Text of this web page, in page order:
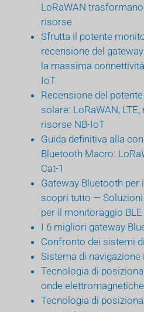
LoRaWAN
risorse
Sfrutta il potente
recensione del
la massima
IoT
Recensione del
solare: LoRaWAN,
risorse NB-IoT
Guida definitiva alla
Bluetooth Macro:
Cat-1
Gateway Bluetooth per
scopri tutto — Soluzioni
per il monitoraggio
I 6 migliori gateway
Confronto dei sistemi
Sistema di navigazione
Tecnologia di
onde elettromagnetiche
Tecnologia di